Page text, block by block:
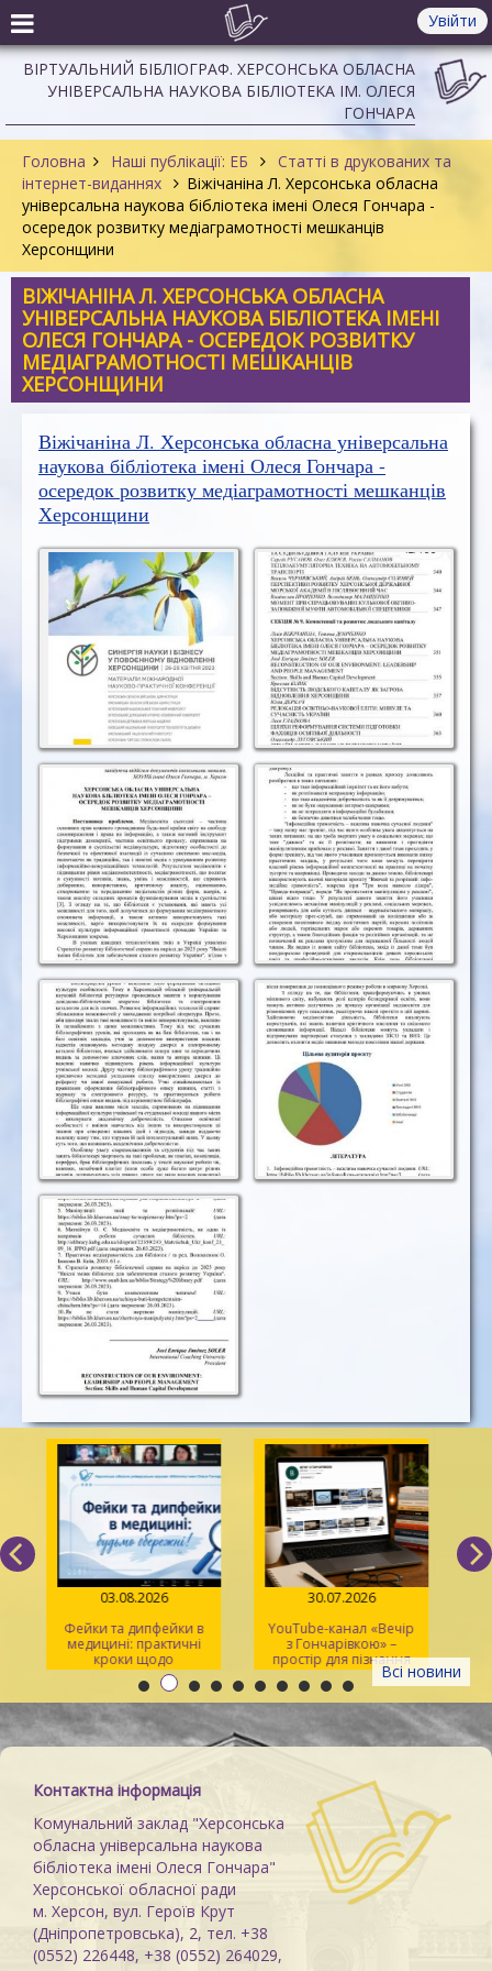
Увійти
ВІРТУАЛЬНИЙ БІБЛІОГРАФ. ХЕРСОНСЬКА ОБЛАСНА
УНІВЕРСАЛЬНА НАУКОВА БІБЛІОТЕКА ІМ. ОЛЕСЯ
ГОНЧАРА
Головна Наші публікації: ЕБ
Статті в друкованих та
інтернет-виданнях
Віжічаніна Л. Херсонська обласна
універсальна наукова бібліотека імені Олеся Гончара -
осередок розвитку медіаграмотності мешканців
Херсонщини
ВІЖІЧАНІНА Л. ХЕРСОНСЬКА ОБЛАСНА
УНІВЕРСАЛЬНА НАУКОВА БІБЛІОТЕКА ІМЕНІ
ОЛЕСЯ ГОНЧАРА - ОСЕРЕДОК РОЗВИТКУ
МЕДІАГРАМОТНОСТІ МЕШКАНЦІВ
ХЕРСОНЩИНИ
Віжічаніна Л. Херсонська обласна універсальна
наукова бібліотека імені Олеся Гончара -
осередок розвитку медіаграмотності мешканців
Херсонщини
Всі новини
03.08.2026
Фейки та дипфейки в
медицині: практичні
кроки щодо
розпізнавання
30.07.2026
YouTube-канал «Вечір
з Гончарівкою» –
простір для пізнання
та натхнення
Контактна інформація
Комунальний заклад "Херсонська
обласна універсальна наукова
бібліотека імені Олеся Гончара"
Херсонської обласної ради
м. Херсон, вул. Героїв Крут
(Дніпропетровська), 2, тел. +38
(0552) 226448, +38 (0552) 264029,